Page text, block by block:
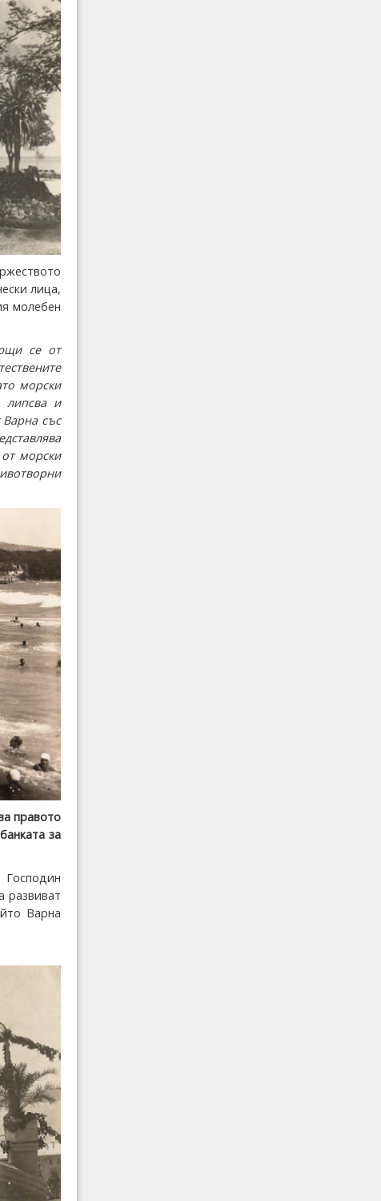
лица,
молебен
се от
морски
липсва и
Варна със
морски
правото
за
развиват
Варна